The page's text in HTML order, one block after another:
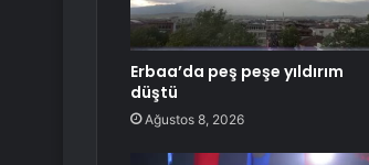
Erbaa’da peş peşe yıldırım
düştü
Ağustos 8, 2026